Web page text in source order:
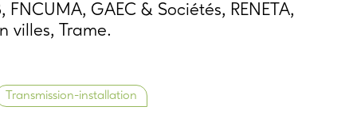
FNCUMA, GAEC & Sociétés, RENETA,
villes, Trame.
Transmission-installation